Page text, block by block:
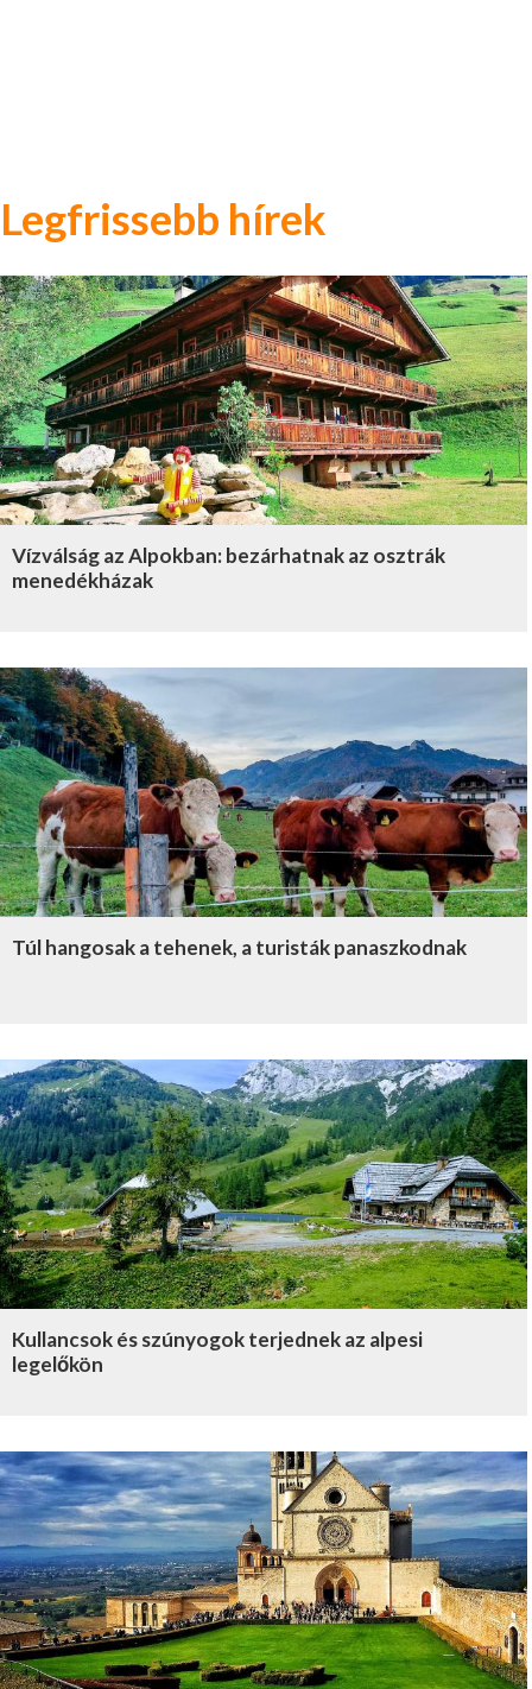
Legfrissebb hírek
Vízválság az Alpokban: bezárhatnak az osztrák
menedékházak
Túl hangosak a tehenek, a turisták panaszkodnak
Kullancsok és szúnyogok terjednek az alpesi
legelőkön